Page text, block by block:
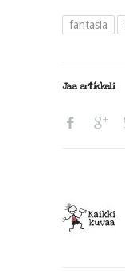
fantasia
Jaa artikkeli